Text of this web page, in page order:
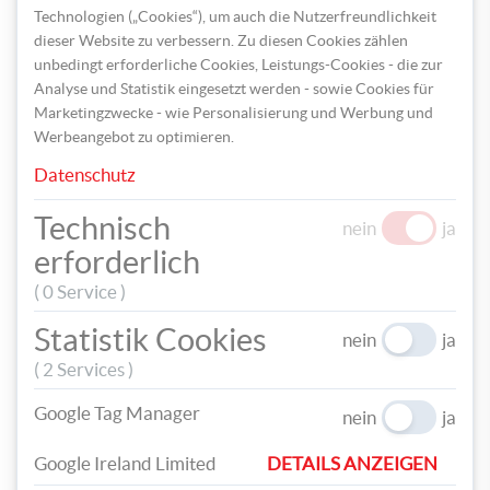
Hurra! Fertig ist dein wunderschönes Regenbogen-Tamburin.
TEILEN
TAGS
Technologien („Cookies“), um auch die Nutzerfreundlichkeit
dieser Website zu verbessern. Zu diesen Cookies zählen
unbedingt erforderliche Cookies, Leistungs-Cookies - die zur
Analyse und Statistik eingesetzt werden - sowie Cookies für
Marketingzwecke - wie Personalisierung und Werbung und
Werbeangebot zu optimieren.
Datenschutz
Technisch
erforderlich
( 0 Service )
nein ja
Statistik Cookies
( 2 Services )
nein ja
Google Tag Manager nein ja
Google Ireland Limited DETAILS ANZEIGEN